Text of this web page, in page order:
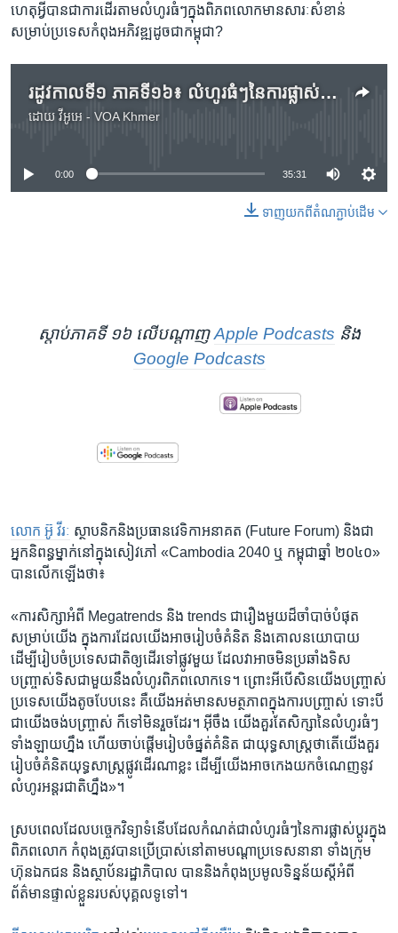
ហេតុអ្វី​បានជា​ការ​ដើរ​តាម​លំហូរធំៗ​ក្នុង​ពិភពលោក​មាន​សារៈសំខាន់
សម្រាប់​ប្រទេស​កំពុង​អភិវឌ្ឍ​ដូចជា​កម្ពុជា?
រដូវកាលទី១ ភាគទី១៦៖ លំហូរ​ធំៗ​នៃ​ការ​ផ្លាស់ប្តូរ​ក្នុង​ពិភពលោក
ដោយ វីអូអេ - VOA Khmer
0:00 35:31
ទាញ​យក​ពី​តំណភ្ជាប់​ដើម
ស្តាប់ភាគទី ១៦ លើបណ្តាញApple Podcasts និង
Google Podcasts
លោក អ៊ូ វីរៈ ស្ថាបនិក​និង​ប្រធាន​វេទិកា​អនាគត (Future Forum) និង​ជា​
អ្នក​និពន្ធ​ម្នាក់​នៅក្នុង​សៀវភៅ «Cambodia 2040 ឬ កម្ពុជា​ឆ្នាំ ២០៤០»
បាន​លើក​ឡើង​ថា៖
«ការ​សិក្សា​អំពី Megatrends និង trends ជារឿង​មួយ​ដ៏​ចាំបាច់​បំផុត​
សម្រាប់​យើង ក្នុងការ​ដែល​យើង​អាច​រៀបចំ​គំនិត និង​គោលនយោបាយ
ដើម្បី​រៀបចំ​ប្រទេស​ជាតិ​ឲ្យ​ដើរ​ទៅ​ផ្លូវ​មួយ ដែល​វា​អាច​មិន​ប្រឆាំង​ទិស
បញ្ច្រាស់​ទិស​ជាមួយ​នឹង​លំហូរ​ពិភពលោក​ទេ។ ព្រោះ​អី​បើសិន​យើង​បញ្ច្រាស់
ប្រទេស​យើង​តូច​បែប​នេះ គឺ​យើង​អត់មាន​សមត្ថភាព​ក្នុងការ​បញ្ច្រាស់ ទោះបី​
ជា​យើង​ចង់​បញ្ច្រាស់ ក៏​ទៅ​មិន​រួច​ដែរ។ អ៊ីចឹង យើង​គួរតែ​សិក្សា​នៃ​លំហូរ​ធំៗ​
ទាំងឡាយ​ហ្នឹង ហើយ​ចាប់ផ្តើម​រៀបចំ​ផ្នត់​គំនិត ជា​យុទ្ធសាស្ត្រ​ថាតើ​យើង​គួរ​
រៀបចំ​គំនិត​យុទ្ធសាស្ត្រ​ផ្លូវ​ដើរ​ណា​ខ្លះ ដើម្បី​យើង​អាច​កេង​យក​ចំណេញ​នូវ​
លំហូរ​អន្តរជាតិ​ហ្នឹង»។
ស្របពេល​ដែល​បច្ចេកវិទ្យា​ទំនើប​ដែល​កំណត់​ជា​លំហូរ​ធំៗ​នៃ​ការ​ផ្លាស់ប្តូរ​ក្នុង​
ពិភពលោក កំពុង​ត្រូវបាន​ប្រើប្រាស់​នៅ​តាម​បណ្តា​ប្រទេស​នានា ទាំង​ក្រុម
ហ៊ុន​ឯកជន និង​ស្ថាប័ន​រដ្ឋាភិបាល បាន​និង​កំពុង​ប្រមូល​ទិន្នន័យ​ស្តី​អំពី​
ព័ត៌មាន​ផ្ទាល់ខ្លួន​របស់​បុគ្គល​ទូទៅ។